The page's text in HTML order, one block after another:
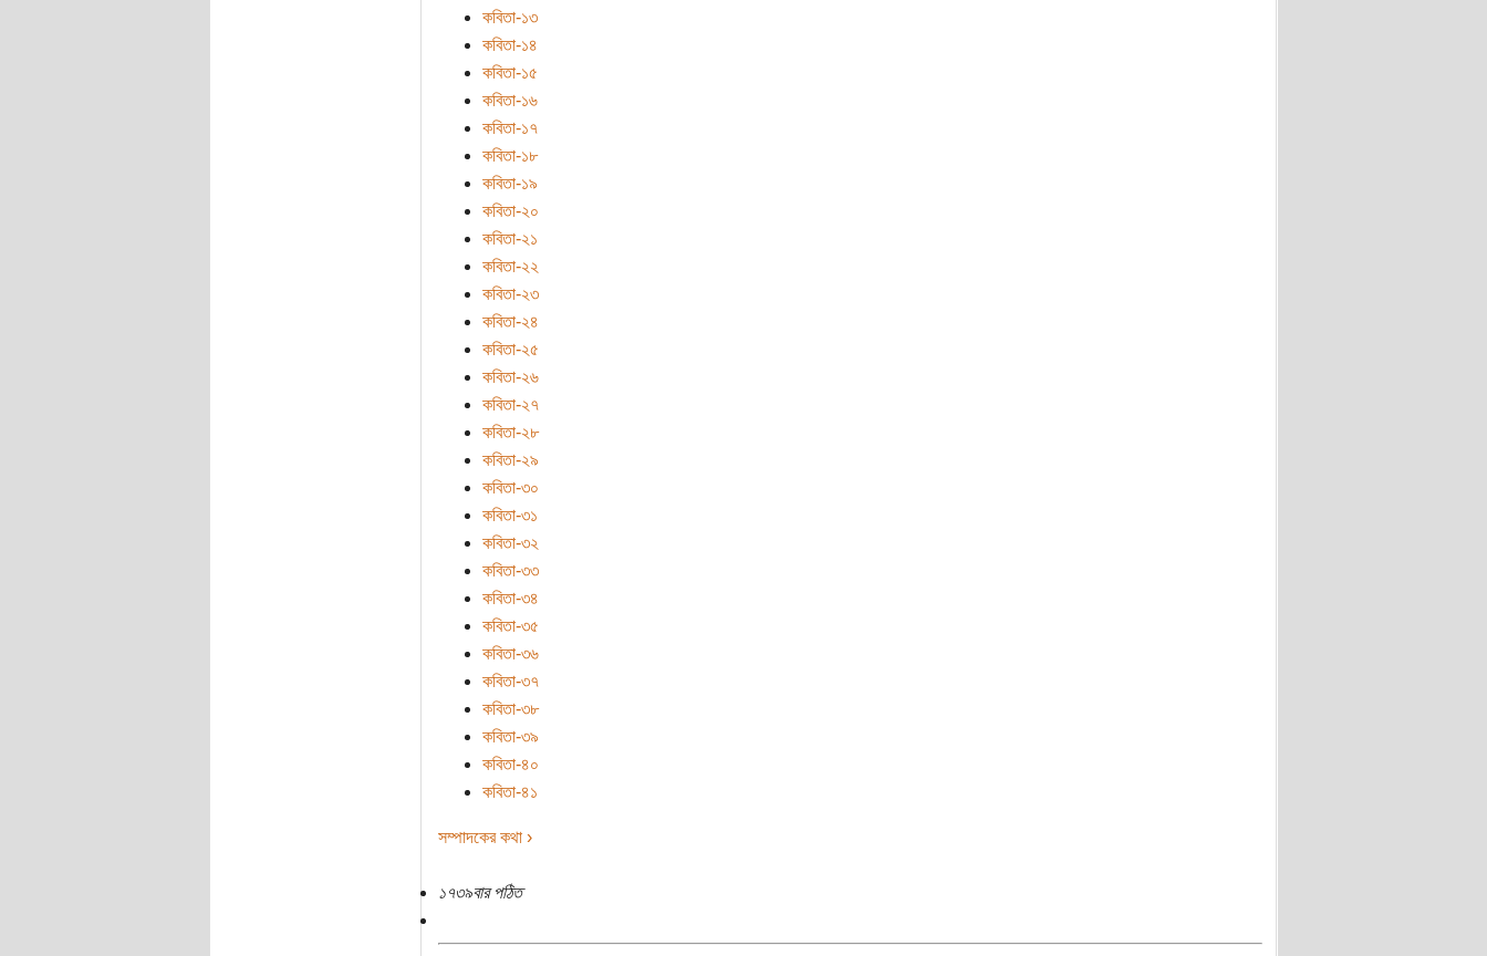
কবিতা-১৩
কবিতা-১৪
কবিতা-১৫
কবিতা-১৬
কবিতা-১৭
কবিতা-১৮
কবিতা-১৯
কবিতা-২০
কবিতা-২১
কবিতা-২২
কবিতা-২৩
কবিতা-২৪
কবিতা-২৫
কবিতা-২৬
কবিতা-২৭
কবিতা-২৮
কবিতা-২৯
কবিতা-৩০
কবিতা-৩১
কবিতা-৩২
কবিতা-৩৩
কবিতা-৩৪
কবিতা-৩৫
কবিতা-৩৬
কবিতা-৩৭
কবিতা-৩৮
কবিতা-৩৯
কবিতা-৪০
কবিতা-৪১
সম্পাদকের কথা ›
১৭৩৯বার পঠিত